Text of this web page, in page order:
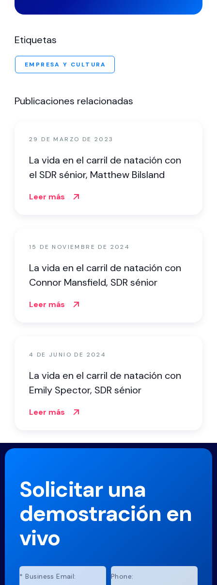
Etiquetas
EMPRESA Y CULTURA
Publicaciones relacionadas
29 DE MARZO DE 2023
La vida en el carril de natación con
el SDR sénior, Matthew Bilsland
Leer más
15 DE NOVIEMBRE DE 2024
La vida en el carril de natación con
Connor Mansfield, SDR sénior
Leer más
4 DE JUNIO DE 2024
La vida en el carril de natación con
Emily Spector, SDR sénior
Leer más
Solicitar una
demostración en
vivo
* Business Email: Phone: